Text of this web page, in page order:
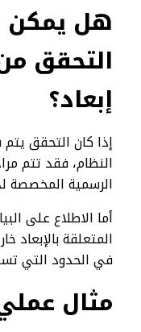
هل يمكن
التحقق
إبعاد؟
إذا كان التحقق
النظام، فقد تتم
الرسمية المخصصة
أما الاطلاع على
المتعلقة بالإبعاد
في الحدود التي
مثال